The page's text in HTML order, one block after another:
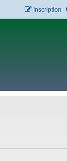
Inscription